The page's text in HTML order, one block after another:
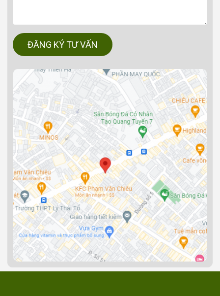
ĐĂNG KÝ TƯ VẤN